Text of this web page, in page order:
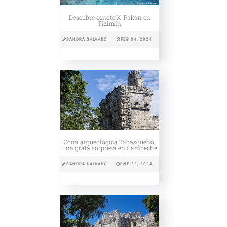
Descubre cenote X-Pakan en
Tizimín
SANDRA SALVADÓ FEB 04, 2024
Zona arqueológica Tabasqueño,
una grata sorpresa en Campeche
SANDRA SALVADÓ ENE 22, 2024